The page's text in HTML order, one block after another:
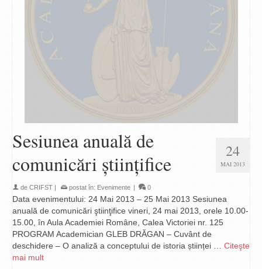
24
MAI 2013
Sesiunea anuală de
comunicări ştiinţifice
de CRIFST | postat în: Evenimente | 0
Data evenimentului: 24 Mai 2013 – 25 Mai 2013 Sesiunea
anuală de comunicări ştiinţifice vineri, 24 mai 2013, orele 10.00-
15.00, în Aula Academiei Române, Calea Victoriei nr. 125
PROGRAM Academician GLEB DRĂGAN – Cuvânt de
deschidere – O analiză a conceptului de istoria științei … Citeşte
mai mult